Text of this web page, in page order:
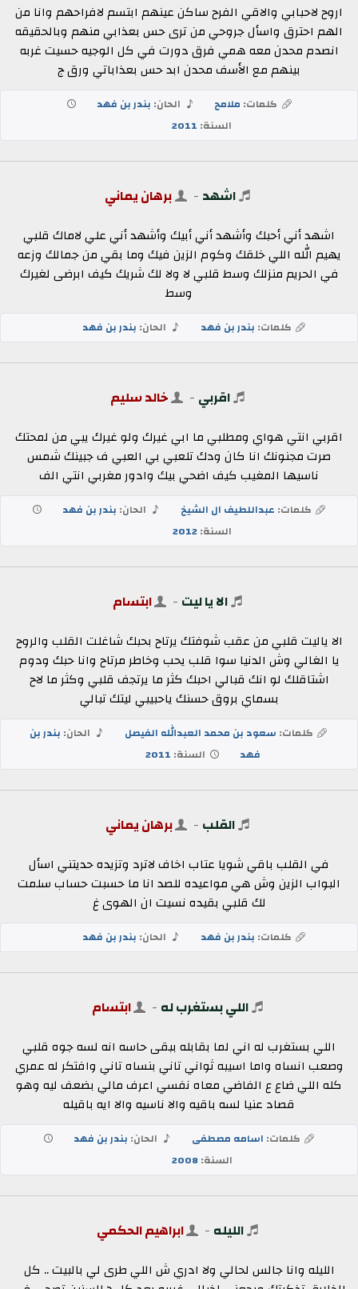
اروح لاحبابي والاقي الفرح ساكن عينهم ابتسم لافراحهم وانا من
الهم احترق واسأل جروحي من ترى حس بعذابي منهم وبالحقيقه
انصدم محدن معه همي فرق دورت في كل الوجيه حسيت غربه
بينهم مع الأسف محدن ابد حس بعذاباتي ورق ج
كلمات: ملامح الحان: بندر بن فهد
السنة: 2011
اشهد - برهان يماني
اشهد أني أحبك وأشهد أني أبيك وأشهد أني علي لاماك قلبي
يهيم الله اللي خلقك وكوم الزين فيك وما بقي من جمالك وزعه
في الحريم منزلك وسط قلبي لا ولا لك شريك كيف ابرضى لغيرك
وسط
كلمات: بندر بن فهد الحان: بندر بن فهد
اقربي - خالد سليم
اقربي انتي هواي ومطلبي ما ابي غيرك ولو غيرك يبي من لمحتك
صرت مجنونك انا كان ودك تلعبي بي العبي ف جبينك شمس
ناسيها المغيب كيف اضحي بيك وادور مغربي انتي الف
كلمات: عبداللطيف ال الشيخ الحان: بندر بن فهد
السنة:2012
الا يا ليت - ابتسام
الا ياليت قلبي من عقب شوفتك يرتاح بحبك شاغلت القلب والروح
يا الغالي وش الدنيا سوا قلب يحب وخاطر مرتاح وانا حبك ودوم
اشتاقلك لو انك قبالي احبك كثر ما يرتجف قلبي وكثر ما لاح
بسماي بروق حسنك ياحبيبي ليتك تبالي
كلمات: سعود بن محمد العبدالله الفيصل الحان: بندر بن
فهد
السنة: 2011
القلب - برهان يماني
في القلب باقي شويا عتاب اخاف لاترد وتزيده حديتني اسأل
البواب الزين وش هي مواعيده للصد انا ما حسبت حساب سلمت
لك قلبي بقيده نسيت ان الهوى غ
كلمات: بندر بن فهد الحان: بندر بن فهد
اللي بستغرب له - ابتسام
اللي بستغرب له اني لما بقابله ببقى حاسه انه لسه جوه قلبي
وصعب انساه واما اسيبه ثواني تاني بنساه تاني وافتكر له عمري
كله اللي ضاع ع الفاضي معاه نفسي اعرف مالي بضعف ليه وهو
قصاد عنيا لسه باقيه والا ناسيه والا ايه باقيله
كلمات: اسامه مصطفى الحان: بندر بن فهد
السنة:2008
الليله - ابراهيم الحكمي
الليله وانا جالس لحالي ولا ادري ش اللي طرى لي بالبيت .. كل